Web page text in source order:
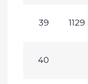
39 1129
40